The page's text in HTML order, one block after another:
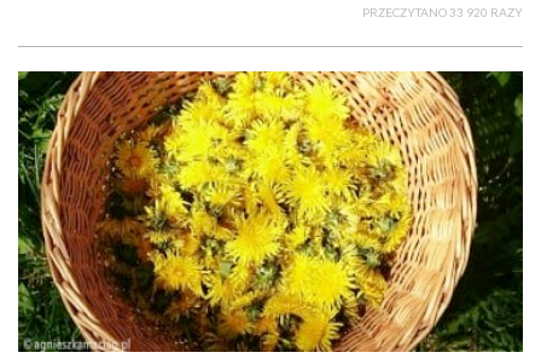
PRZECZYTANO 33 920 RAZY